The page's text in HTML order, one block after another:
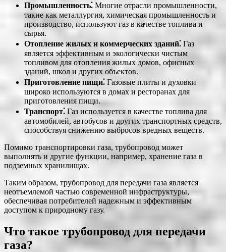
Промышленность⁚ Многие отрасли промышленности,
такие как металлургия, химическая промышленность и
производство, используют газ в качестве топлива и
сырья.
Отопление жилых и коммерческих зданий⁚ Газ
является эффективным и экологически чистым
топливом для отопления жилых домов, офисных
зданий, школ и других объектов.
Приготовление пищи⁚ Газовые плиты и духовки
широко используются в домах и ресторанах для
приготовления пищи.
Транспорт⁚ Газ используется в качестве топлива для
автомобилей, автобусов и других транспортных средств,
способствуя снижению выбросов вредных веществ.
Помимо транспортировки газа, трубопровод может
выполнять и другие функции, например, хранение газа в
подземных хранилищах.
Таким образом, трубопровод для передачи газа является
неотъемлемой частью современной инфраструктуры,
обеспечивая потребителей надежным и эффективным
доступом к природному газу.
Что такое трубопровод для передачи
газа?